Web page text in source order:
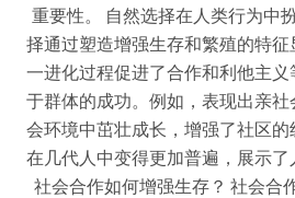
重要性。 自然选择在人类行为中
择通过塑造增强生存和繁殖的特
一进化过程促进了合作和利他主
于群体的成功。例如，表现出亲
会环境中茁壮成长，增强了社区
在几代人中变得更加普遍，展示了
社会合作如何增强生存？ 社会合